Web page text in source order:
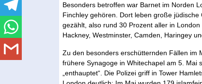
Besonders betroffen war Barnet im Norden
Finchley gehören. Dort leben große
gezählt, also rund 30 Prozent aller in
Hackney, Westminster, Camden, Haringey
Zu den besonders erschütternden Fällen im
frühere Synagoge in Whitechapel am 5. Mai
„enthauptet“. Die Polizei griff in Tower